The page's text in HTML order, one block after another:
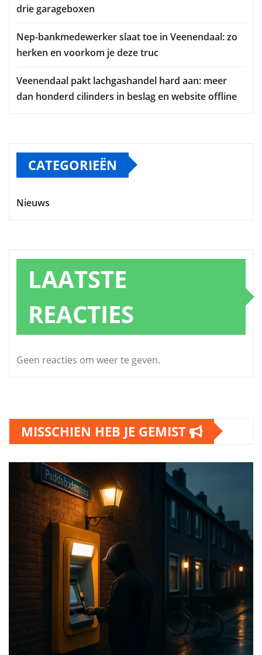
drie garageboxen
Nep-bankmedewerker slaat toe in Veenendaal: zo
herken en voorkom je deze truc
Veenendaal pakt lachgashandel hard aan: meer
dan honderd cilinders in beslag en website offline
CATEGORIEËN
Nieuws
LAATSTE
REACTIES
Geen reacties om weer te geven.
MISSCHIEN HEB JE GEMIST